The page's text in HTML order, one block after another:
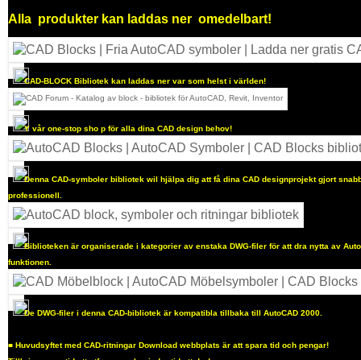
Alla produkter kan laddas ner omedelbart!
CAD-BLOCK Bibliotek kan laddas ner var som helst i världen!
Y vår one-stop sho p för alla dina CAD design behov!
Denna CAD-symboler bibliotek wil hjälpa dig att få dina CAD designprojekt gjort
professionell.
Biblioteken är organiserade i kategorier av enstaka DWG-filer för att dra nytta av
funktionen.
De DWG-filer i denna CAD-bibliotek är kompatibla tillbaka till AutoCAD 2000.
■ Huvudsyftet med CAD-ritningar Download webbplats är att spara tid och pengar!